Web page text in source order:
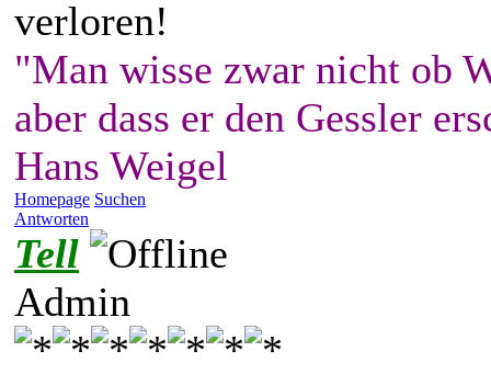
verloren!
"Man wisse zwar nicht ob
aber dass er den Gessler
Hans Weigel
Homepage Suchen
Antworten
Tell
Admin